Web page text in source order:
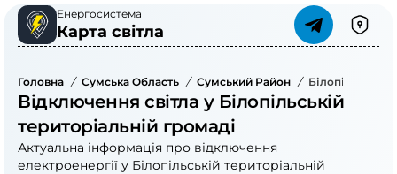
Енергосистема
Карта світла
Головна / Сумська Область / Сумський Район / Білопільська
Відключення світла у Білопільській
територіальній громаді
Актуальна інформація про відключення
електроенергії у Білопільській територіальній